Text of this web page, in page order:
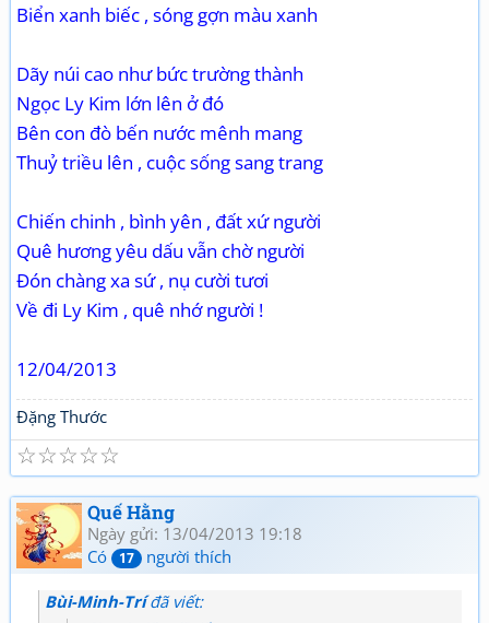
Biển xanh biếc , sóng gợn màu xanh
Dãy núi cao như bức trường thành
Ngọc Ly Kim lớn lên ở đó
Bên con đò bến nước mênh mang
Thuỷ triều lên , cuộc sống sang trang
Chiến chinh , bình yên , đất xứ người
Quê hương yêu dấu vẫn chờ người
Đón chàng xa sứ , nụ cười tươi
Về đi Ly Kim , quê nhớ người !
12/04/2013
Đặng Thước
☆
☆
☆
☆
☆
Quế Hằng
Ngày gửi: 13/04/2013 19:18
Có
17 người thích
Bùi-Minh-Tríđã viết: